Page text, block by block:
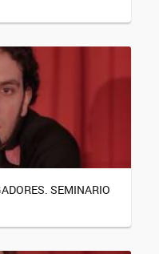
SEMINARIO